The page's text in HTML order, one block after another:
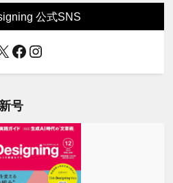
公式SNS
Facebook
Instagram
号